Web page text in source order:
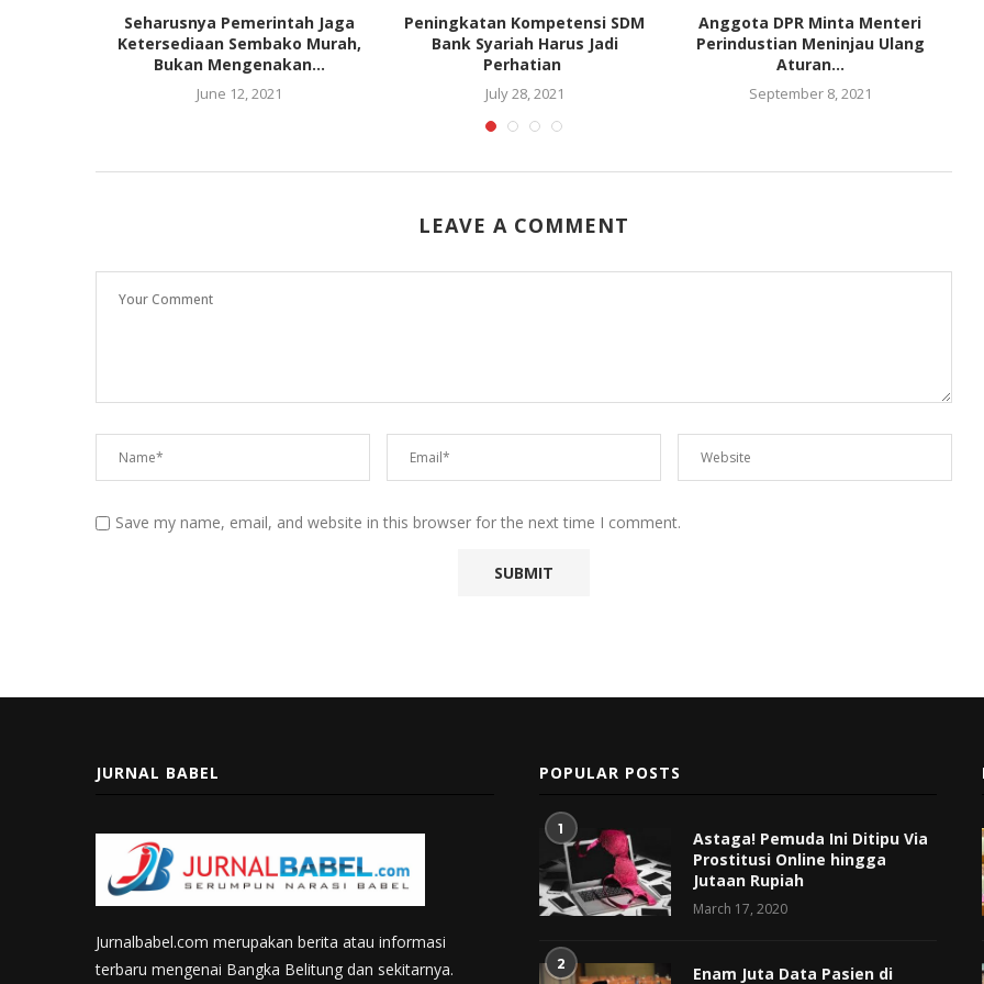
Seharusnya Pemerintah Jaga
Ketersediaan Sembako Murah,
Bukan Mengenakan...
June 12, 2021
Peningkatan Kompetensi SDM
Bank Syariah Harus Jadi
Perhatian
July 28, 2021
Anggota DPR Minta Menteri
Perindustian Meninjau Ulang
Aturan...
September 8, 2021
LEAVE A COMMENT
Save my name, email, and website in this browser for the next time I comment.
JURNAL BABEL
Jurnalbabel.com merupakan berita atau informasi
terbaru mengenai Bangka Belitung dan sekitarnya.
POPULAR POSTS
1
Astaga! Pemuda Ini Ditipu Via
Prostitusi Online hingga
Jutaan Rupiah
March 17, 2020
2
Enam Juta Data Pasien di